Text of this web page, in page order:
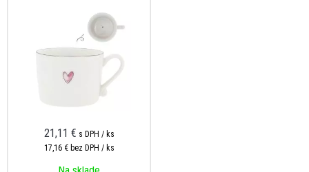
21,11 € s DPH / ks
17,16 € bez DPH / ks